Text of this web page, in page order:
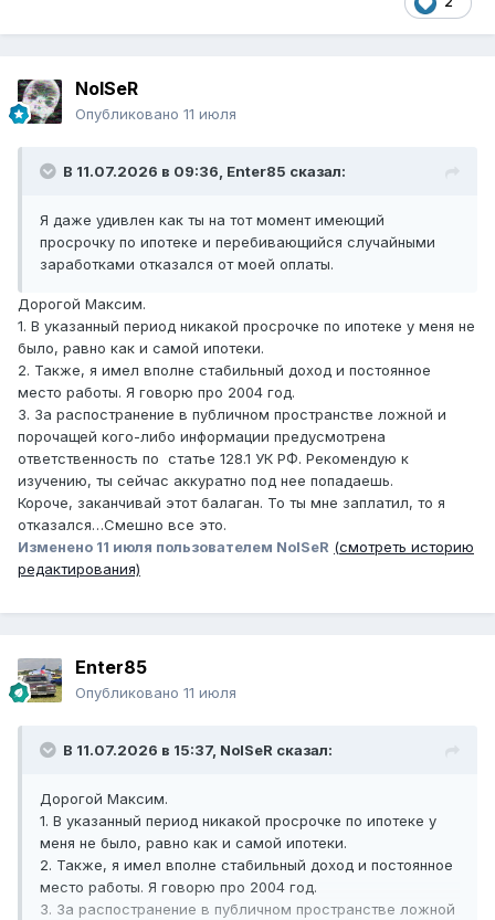
NoISeR
Опубликовано 11 июля
В 11.07.2026 в 09:36, Enter85 сказал:
Я даже удивлен как ты на тот момент имеющий
просрочку по ипотеке и перебивающийся случайными
заработками отказался от моей оплаты.
Дорогой Максим.
1. В указанный период никакой просрочке по ипотеке у меня не
было, равно как и самой ипотеки.
2. Также, я имел вполне стабильный доход и постоянное
место работы. Я говорю про 2004 год.
3. За распостранение в публичном пространстве ложной и
порочащей кого-либо информации предусмотрена
ответственность по статье 128.1 УК РФ. Рекомендую к
изучению, ты сейчас аккуратно под нее попадаешь.
Короче, заканчивай этот балаган. То ты мне заплатил, то я
отказался…Смешно все это.
Изменено 11 июля пользователем NoISeR (смотреть историю
редактирования)
Enter85
Опубликовано 11 июля
В 11.07.2026 в 15:37, NoISeR сказал:
Дорогой Максим.
1. В указанный период никакой просрочке по ипотеке у
меня не было, равно как и самой ипотеки.
2. Также, я имел вполне стабильный доход и постоянное
место работы. Я говорю про 2004 год.
3. За распостранение в публичном пространстве ложной